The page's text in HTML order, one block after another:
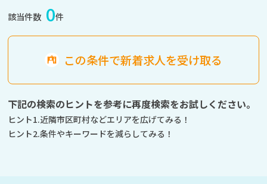
該当件数 0件
この条件で新着求人を受け取る
下記の検索のヒントを参考に再度検索をお試しください。
ヒント1.近隣市区町村などエリアを広げてみる！
ヒント2.条件やキーワードを減らしてみる！